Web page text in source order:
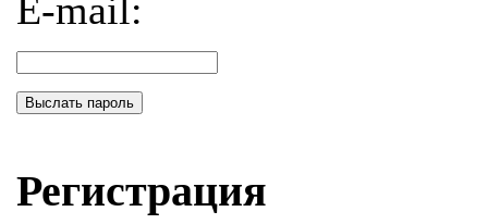
E-mail:
Выслать пароль
Регистрация